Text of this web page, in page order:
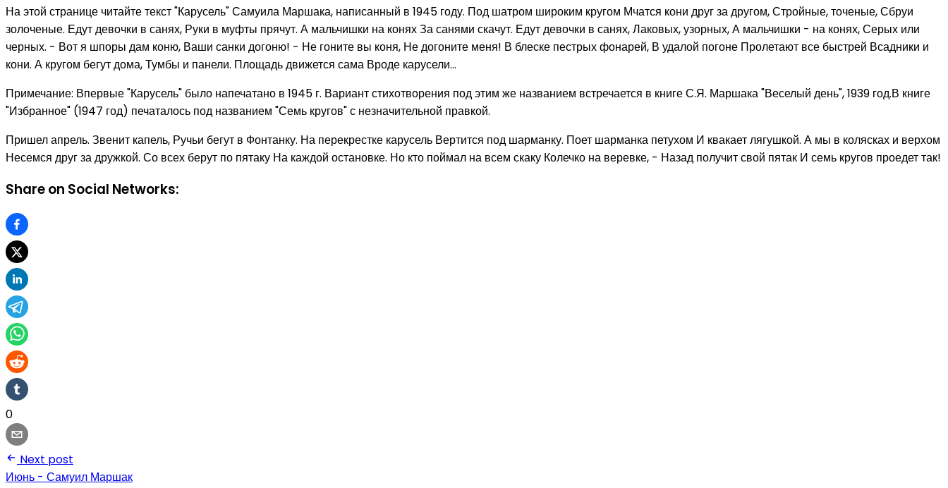
На этой странице читайте текст "Карусель" Самуила Маршака, написанный в 1945 году. Под шатром широким кругом Мчатся кони друг за другом, Стройные, точеные, Сбруи
золоченые. Едут девочки в санях, Руки в муфты прячут. А мальчишки на конях За санями скачут. Едут девочки в санях, Лаковых, узорных, А мальчишки - на конях, Серых или
черных. - Вот я шпоры дам коню, Ваши санки догоню! - Не гоните вы коня, Не догоните меня! В блеске пестрых фонарей, В удалой погоне Пролетают все быстрей Всадники и
кони. А кругом бегут дома, Тумбы и панели. Площадь движется сама Вроде карусели...
Примечание: Впервые "Карусель" было напечатано в 1945 г. Вариант стихотворения под этим же названием встречается в книге С.Я. Маршака "Веселый день", 1939 год.В книге
"Избранное" (1947 год) печаталось под названием "Семь кругов" с незначительной правкой.
Пришел апрель. Звенит капель, Ручьи бегут в Фонтанку. На перекрестке карусель Вертится под шарманку. Поет шарманка петухом И квакает лягушкой. А мы в колясках и верхом
Несемся друг за дружкой. Со всех берут по пятаку На каждой остановке. Но кто поймал на всем скаку Колечко на веревке, - Назад получит свой пятак И семь кругов проедет так!
Share on Social Networks:
0
Next post
Июнь - Самуил Маршак